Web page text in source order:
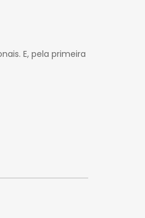
E, pela primeira